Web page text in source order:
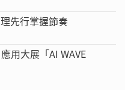
先行掌握節奏
用大展「AI WAVE